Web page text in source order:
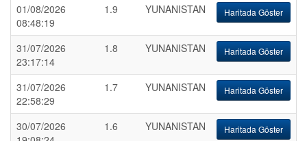
01/08/2026
08:48:19
1.9 YUNANISTAN Haritada Göster
31/07/2026
23:17:14
1.8 YUNANISTAN Haritada Göster
31/07/2026
22:58:29
1.7 YUNANISTAN Haritada Göster
30/07/2026
1.6 YUNANISTAN Haritada Göster